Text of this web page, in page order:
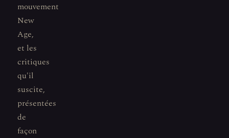
mouvement
New
Age,
et les
critiques
qu'il
suscite,
présentées
de
façon